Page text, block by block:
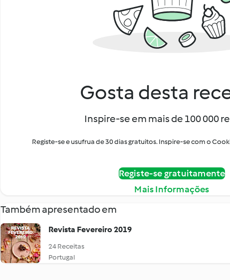
Gosta desta
Inspire-se em mais de 100 000
Registe-se e usufrua de 30 dias gratuitos. Inspire-se com o
Registe-se gratuitamente
Mais Informações
Também apresentado em
Revista Fevereiro 2019
24 Receitas
Portugal